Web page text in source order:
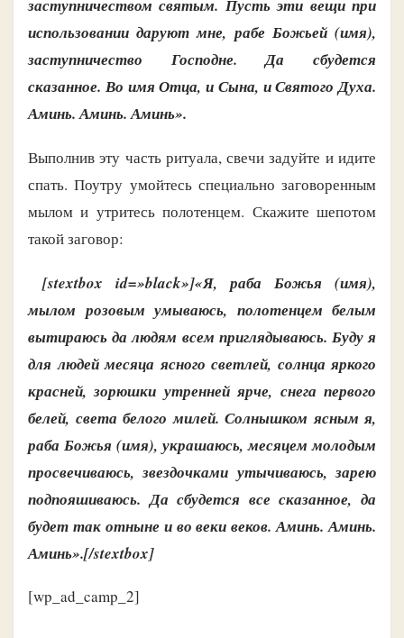
заступничеством святым. Пусть эти вещи при
использовании даруют мне, рабе Божьей (имя),
заступничество Господне. Да сбудется
сказанное. Во имя Отца, и Сына, и Святого Духа.
Аминь. Аминь. Аминь».
Выполнив эту часть ритуала, свечи задуйте и идите
спать. Поутру умойтесь специально заговоренным
мылом и утритесь полотенцем. Скажите шепотом
такой заговор:
[stextbox id=»black»]«Я, раба Божья (имя),
мылом розовым умываюсь, полотенцем белым
вытираюсь да людям всем приглядываюсь. Буду я
для людей месяца ясного светлей, солнца яркого
красней, зорюшки утренней ярче, снега первого
белей, света белого милей. Солнышком ясным я,
раба Божья (имя), украшаюсь, месяцем молодым
просвечиваюсь, звездочками утычиваюсь, зарею
подпояшиваюсь. Да сбудется все сказанное, да
будет так отныне и во веки веков. Аминь. Аминь.
Аминь».[/stextbox]
[wp_ad_camp_2]